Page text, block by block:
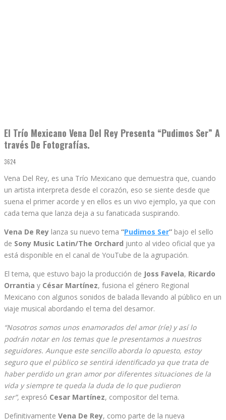
El Trío Mexicano Vena Del Rey Presenta “Pudimos Ser” A
través De Fotografías.
3624
Vena Del Rey, es una Trío Mexicano que demuestra que, cuando
un artista interpreta desde el corazón, eso se siente desde que
suena el primer acorde y en ellos es un vivo ejemplo, ya que con
cada tema que lanza deja a su fanaticada suspirando.
Vena De Rey lanza su nuevo tema “Pudimos Ser” bajo el sello
de Sony Music Latin/The Orchard junto al video oficial que ya
está disponible en el canal de YouTube de la agrupación.
El tema, que estuvo bajo la producción de Joss Favela, Ricardo
Orrantia y César Martínez, fusiona el género Regional
Mexicano con algunos sonidos de balada llevando al público en un
viaje musical abordando el tema del desamor.
“Nosotros somos unos enamorados del amor (ríe) y así lo
podrán notar en los temas que le presentamos a nuestros
seguidores. Aunque este sencillo aborda lo opuesto, estoy
seguro que el público se sentirá identificado ya que trata de
haber perdido un gran amor por diferentes situaciones de la
vida y siempre te queda la duda de lo que pudieron
ser”, expresó Cesar Martínez, compositor del tema.
Definitivamente Vena De Rey, como parte de la nueva